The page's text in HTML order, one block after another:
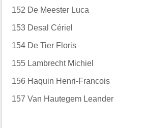
152 De Meester Luca
153 Desal Cériel
154 De Tier Floris
155 Lambrecht Michiel
156 Haquin Henri-Francois
157 Van Hautegem Leander